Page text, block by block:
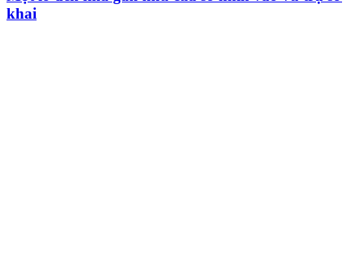
khai